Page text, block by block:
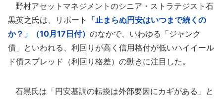
野村アセットマネジメントのシニア・ストラテジスト石
黒英之氏は、リポート
「止まらぬ円安はいつまで続くの
か？」（10月17日付） のなかで、いわゆる「ジャンク
債」といわれる、利回りが高く信用格付が低いハイイール
ド債スプレッド（利回り格差）の動きに注目した。
石黒氏は「円安基調の転換は外部要因にカギがある」と